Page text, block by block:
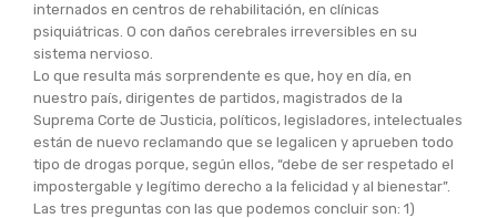
internados en centros de rehabilitación, en clínicas
psiquiátricas. O con daños cerebrales irreversibles en su
sistema nervioso.
Lo que resulta más sorprendente es que, hoy en día, en
nuestro país, dirigentes de partidos, magistrados de la
Suprema Corte de Justicia, políticos, legisladores, intelectuales
están de nuevo reclamando que se legalicen y aprueben todo
tipo de drogas porque, según ellos, “debe de ser respetado el
impostergable y legítimo derecho a la felicidad y al bienestar”.
Las tres preguntas con las que podemos concluir son: 1)